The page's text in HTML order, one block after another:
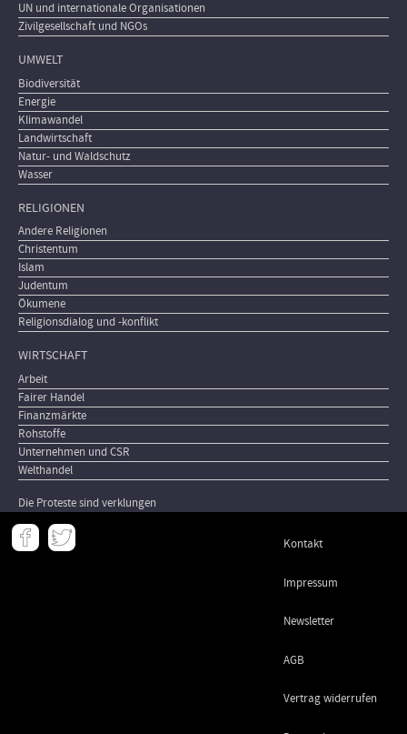
UN und internationale Organisationen
Zivilgesellschaft und NGOs
UMWELT
Biodiversität
Energie
Klimawandel
Landwirtschaft
Natur- und Waldschutz
Wasser
RELIGIONEN
Andere Religionen
Christentum
Islam
Judentum
Ökumene
Religionsdialog und -konflikt
WIRTSCHAFT
Arbeit
Fairer Handel
Finanzmärkte
Rohstoffe
Unternehmen und CSR
Welthandel
Die Proteste sind verklungen
Meta
- Kontakt
Impressum
Newsletter
AGB
Vertrag widerrufen